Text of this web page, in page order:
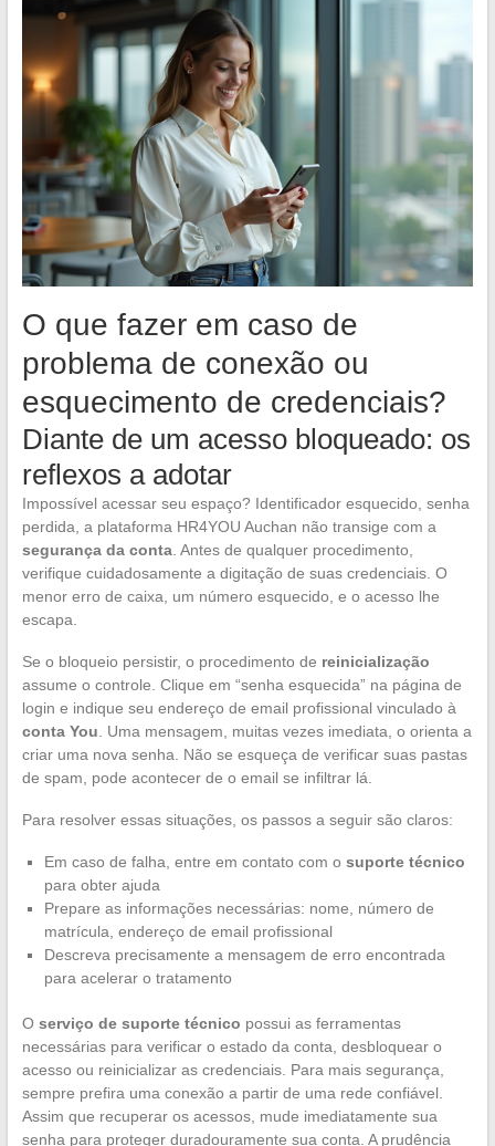
O que fazer em caso de
problema de conexão ou
esquecimento de credenciais?
Diante de um acesso bloqueado: os
reflexos a adotar
Impossível acessar seu espaço? Identificador esquecido, senha
perdida, a plataforma HR4YOU Auchan não transige com a
segurança da conta. Antes de qualquer procedimento,
verifique cuidadosamente a digitação de suas credenciais. O
menor erro de caixa, um número esquecido, e o acesso lhe
escapa.
Se o bloqueio persistir, o procedimento de reinicialização
assume o controle. Clique em “senha esquecida” na página de
login e indique seu endereço de email profissional vinculado à
conta You . Uma mensagem, muitas vezes imediata, o orienta a
criar uma nova senha. Não se esqueça de verificar suas pastas
de spam, pode acontecer de o email se infiltrar lá.
Para resolver essas situações, os passos a seguir são claros:
Em caso de falha, entre em contato com o suporte técnico
para obter ajuda
Prepare as informações necessárias: nome, número de
matrícula, endereço de email profissional
Descreva precisamente a mensagem de erro encontrada
para acelerar o tratamento
O serviço de suporte técnico possui as ferramentas
necessárias para verificar o estado da conta, desbloquear o
acesso ou reinicializar as credenciais. Para mais segurança,
sempre prefira uma conexão a partir de uma rede confiável.
Assim que recuperar os acessos, mude imediatamente sua
senha para proteger duradouramente sua conta. A prudência